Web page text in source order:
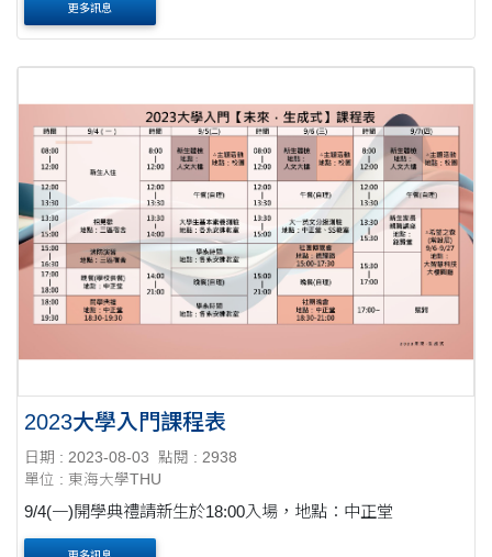
更多訊息
2023大學入門課程表
日期 : 2023-08-03
點閱 : 2938
單位 : 東海大學THU
9/4(一)開學典禮請新生於18:00入場，地點：中正堂